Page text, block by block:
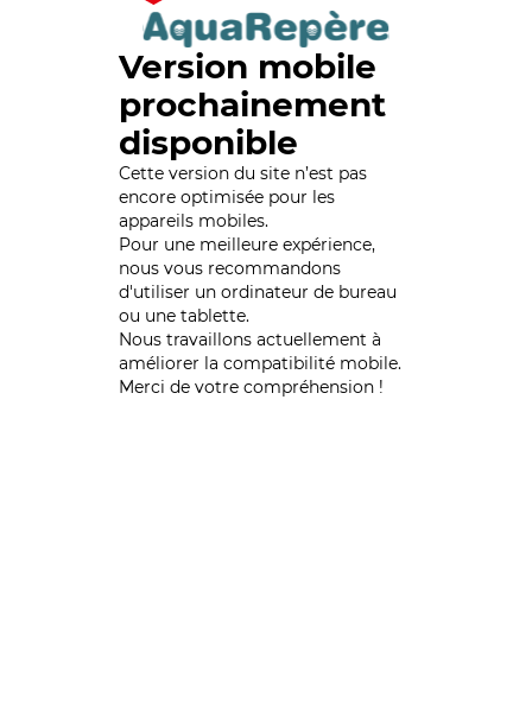
Version mobile
prochainement
disponible
Cette version du site n’est pas
encore optimisée pour les
appareils mobiles.
Pour une meilleure expérience,
nous vous recommandons
d'utiliser un ordinateur de bureau
ou une tablette.
Nous travaillons actuellement à
améliorer la compatibilité mobile.
Merci de votre compréhension !